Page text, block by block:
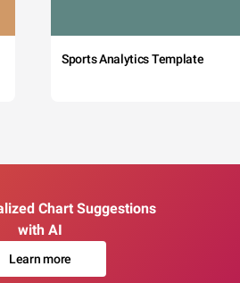
Sports Analytics Template
Chart Suggestions
with AI
Learn more